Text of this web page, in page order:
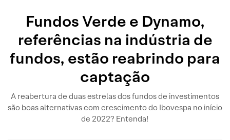
Fundos Verde e Dynamo,
referências na indústria de
fundos, estão reabrindo para
captação
A reabertura de duas estrelas dos fundos de investimentos
são boas alternativas com crescimento do Ibovespa no início
de 2022? Entenda!